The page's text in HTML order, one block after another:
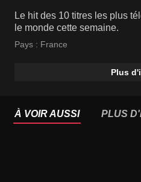
Le hit des 10 titres les plus
le monde cette semaine.
Pays : France
Plus
À VOIR AUSSI PLUS